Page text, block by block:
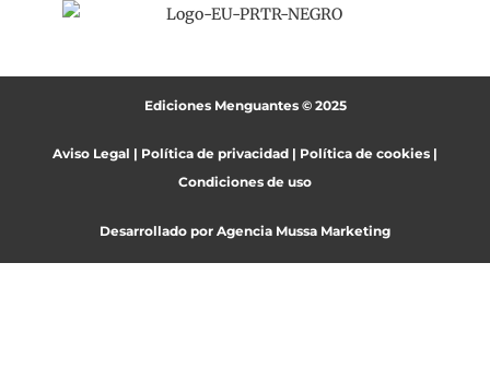
Ediciones Menguantes © 2025
Aviso Legal | Política de privacidad | Política de cookies |
Condiciones de uso
Desarrollado por Agencia Mussa Marketing